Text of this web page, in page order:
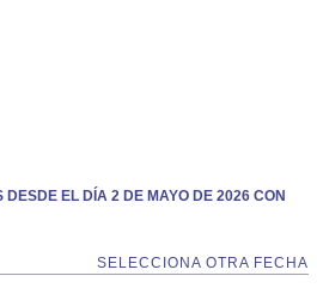
EL DÍA 2 DE MAYO DE 2026 CON
SELECCIONA OTRA FECHA